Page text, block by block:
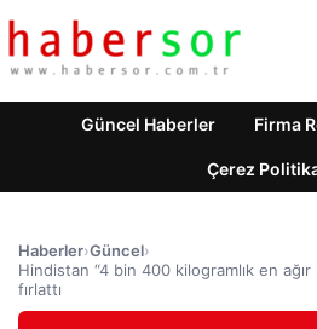
Güncel Haberler Firma
Çerez
Haberler›Güncel›
Hindistan “4 bin 400 kilogramlık en
fırlattı